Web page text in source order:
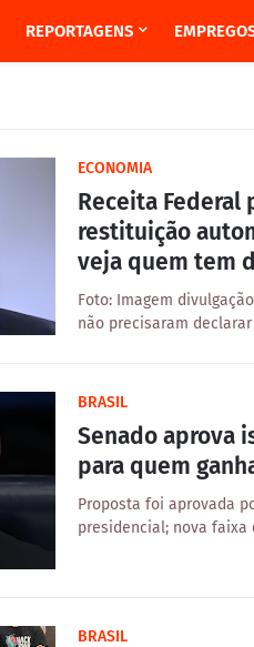
REPORTAGENS
‎ECONOMIA
Receita Federal
restituição
veja quem tem
Foto: Imagem
não precisaram
BRASIL
Senado aprova
para quem
Proposta foi aprovada
presidencial; nova faixa
BRASIL